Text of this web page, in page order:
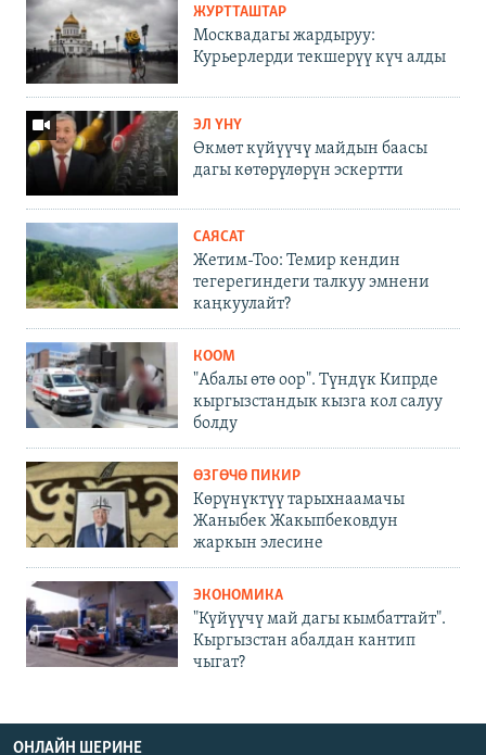
ЖУРТТАШТАР
Москвадагы жардыруу:
Курьерлерди текшерүү күч алды
ЭЛ ҮНҮ
Өкмөт күйүүчү майдын баасы
дагы көтөрүлөрүн эскертти
САЯСАТ
Жетим-Тоо: Темир кендин
тегерегиндеги талкуу эмнени
каңкуулайт?
КООМ
"Абалы өтө оор". Түндүк Кипрде
кыргызстандык кызга кол салуу
болду
ӨЗГӨЧӨ ПИКИР
Көрүнүктүү тарыхнаамачы
Жаныбек Жакыпбековдун
жаркын элесине
ЭКОНОМИКА
"Күйүүчү май дагы кымбаттайт".
Кыргызстан абалдан кантип
чыгат?
ОНЛАЙН ШЕРИНЕ